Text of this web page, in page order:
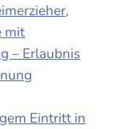
mit
– Erlaubnis
Eintritt in